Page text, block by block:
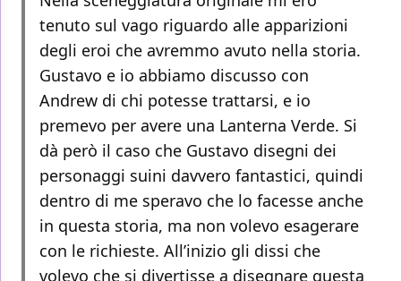
tenuto sul vago riguardo alle apparizioni
degli eroi che avremmo avuto nella storia.
Gustavo e io abbiamo discusso con
Andrew di chi potesse trattarsi, e io
premevo per avere una Lanterna Verde. Si
dà però il caso che Gustavo disegni dei
personaggi suini davvero fantastici, quindi
dentro di me speravo che lo facesse anche
in questa storia, ma non volevo esagerare
con le richieste. All’inizio gli dissi che
volevo che si divertisse a disegnare questa